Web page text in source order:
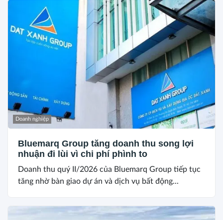
Doanh nghiệp
Bluemarq Group tăng doanh thu song lợi
nhuận đi lùi vì chi phí phình to
Doanh thu quý II/2026 của Bluemarq Group tiếp tục
tăng nhờ bàn giao dự án và dịch vụ bất động...